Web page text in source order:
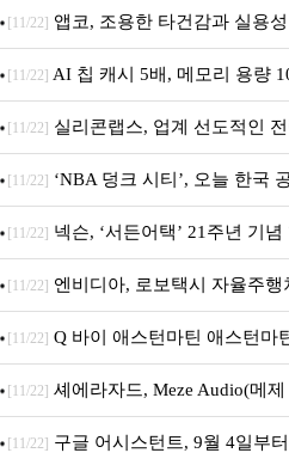
[11/22] 앱코, 조용한 타건감과 실용
우스 세트 'KM580' 출시
[11/22] AI 칩 캐시 5배, 메모리 용량
표
[11/22] 실리콘랩스, 업계 선도적인
춘 초저전력 블루투스 LE SoC
[11/22] ‘NBA 덩크 시티’, 오늘 한국
[11/22] 넥슨, ‘서든어택’ 21주년 기념
이트
[11/22] 엔비디아, 로보택시 자율주
‘알파마요 2 슈퍼’ 상업적 이용 가능
[11/22] Q 바이 애스턴마틴 애스턴마
지 담은 ‘헤리티지 에디션 컬렉션’
[11/22] 셰에라자드, Meze Audio(메
[11/22] 구글 어시스턴트, 9월 4일부